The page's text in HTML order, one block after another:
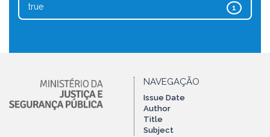
1
true
NAVEGAÇÃO
Issue Date
Author
Title
Subject